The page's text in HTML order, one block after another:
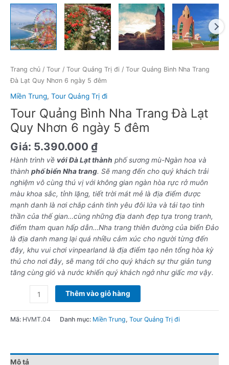
Trang chủ / Tour / Tour Quảng Trị đi / Tour Quảng Bình Nha Trang
Đà Lạt Quy Nhơn 6 ngày 5 đêm
Miền Trung, Tour Quảng Trị đi
Tour Quảng Bình Nha Trang Đà Lạt
Quy Nhơn 6 ngày 5 đêm
Giá: 5.390.000 ₫
Hành trình về với Đà Lạt thành phố sương mù-Ngàn hoa và
thành phố biển Nha trang. Sẽ mang đến cho quý khách trải
nghiệm vô cùng thú vị với không gian ngàn hòa rực rở muôn
màu khoa sắc, tỉnh lặng, tiết trời mát mẻ là địa điểm được
mạnh danh là nơi chắp cánh tình yêu đôi lứa và tái tạo tinh
thần của thế gian…cùng những địa danh đẹp tựa trong tranh,
điểm tham quan hấp dẫn…Nha trang thiên đường của biển Đảo
là địa danh mang lại quá nhiều cảm xúc cho người từng đến
đây, khu vui chơi vinpearland là địa điểm tạo nên tổng hòa kỳ
thú cho nơi đây, sẽ mang tới cho quý khách sự thư giản tung
tăng cùng gió và nước khiến quý khách ngở như giấc mơ vậy.
5
số
lượng
Thêm vào giỏ hàng
Mã: HVMT.04 Danh mục: Miền Trung, Tour Quảng Trị đi
Mô tả